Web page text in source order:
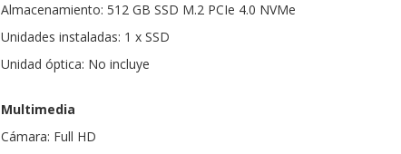
Almacenamiento: 512 GB SSD M.2 PCIe 4.0 NVMe
Unidades instaladas: 1 x SSD
Unidad óptica: No incluye
Multimedia
Cámara: Full HD